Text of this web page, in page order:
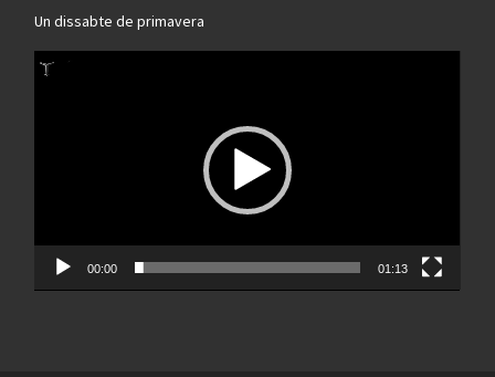
Un dissabte de primavera
Reproductor
de
00:00 01:13